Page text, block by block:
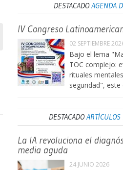
DESTACADOAGENDA
IV Congreso
02 SEPTIEMBRE
Bajo el lema
TOC complejo:
rituales
seguridad", este
DESTACADOARTÍCULOS
La IA revoluciona el
media aguda
24 JUNIO 2026